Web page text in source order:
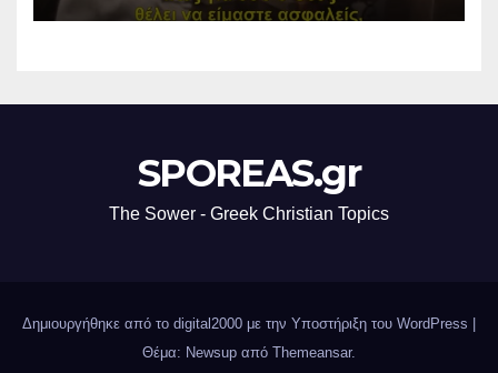
SPOREAS.gr
The Sower - Greek Christian Topics
Δημιουργήθηκε από το digital2000 με την Υποστήριξη του WordPress
Θέμα: Newsup από Themeansar.